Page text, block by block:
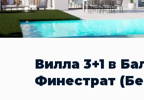
Вилла 3+1 в
Финестрат